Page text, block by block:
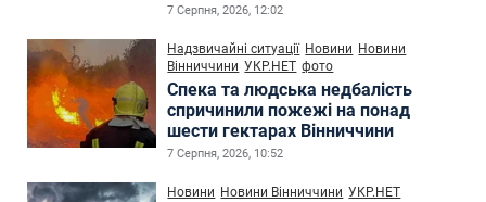
7 Серпня, 2026, 12:02
Надзвичайні ситуації Новини Новини
Вінниччини УКР.НЕТ фото
Спека та людська недбалість
спричинили пожежі на понад
шести гектарах Вінниччини
7 Серпня, 2026, 10:52
Новини Новини Вінниччини УКР.НЕТ